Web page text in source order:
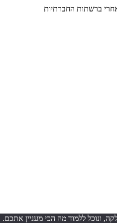
ברשתות החברתיות